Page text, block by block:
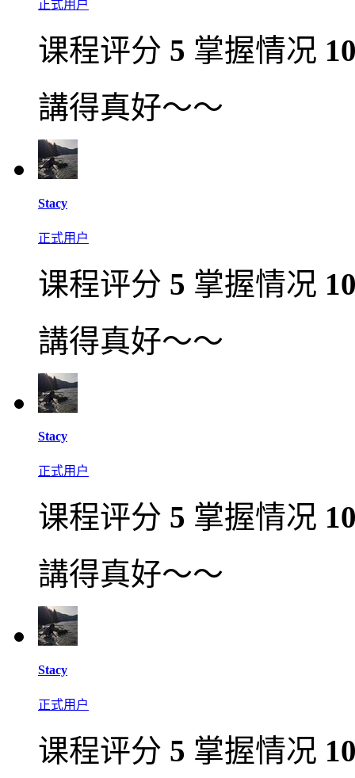
正式用户
课程评分 5 掌握情况
講得真好～～
Stacy
正式用户
课程评分 5 掌握情况
講得真好～～
Stacy
正式用户
课程评分 5 掌握情况
講得真好～～
Stacy
正式用户
课程评分 5 掌握情况